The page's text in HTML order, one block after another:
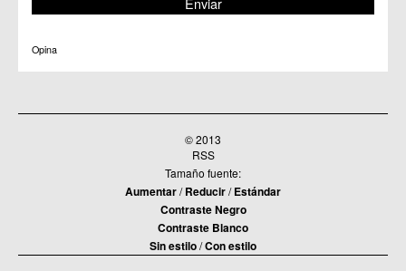
Opina
© 2013
RSS
Tamaño fuente:
Aumentar/Reducir/Estándar
Contraste Negro
Contraste Blanco
Sin estilo/Con estilo